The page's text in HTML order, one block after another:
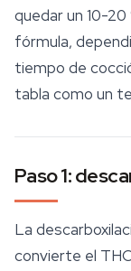
quedar un 10-20
fórmula,
tiempo de
tabla como un
Paso 1:
La
convierte el